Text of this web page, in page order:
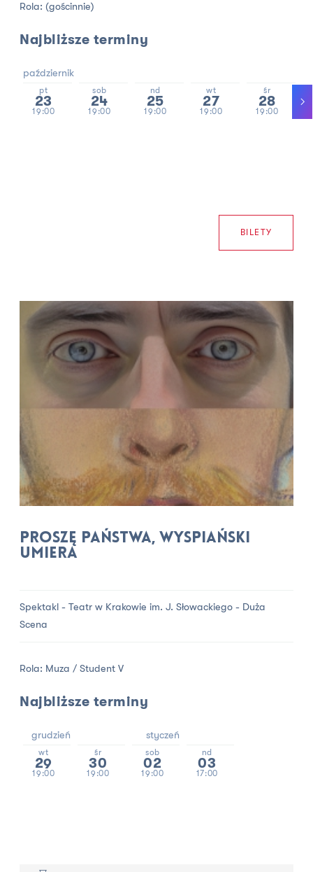
Rola: (gościnnie)
Najbliższe terminy
październik
pt
23
19:00
sob
24
19:00
nd
25
19:00
wt
27
19:00
śr
28
19:00
BILETY
Proszę Państwa, Wyspiański
umiera
Spektakl - Teatr w Krakowie im. J. Słowackiego - Duża
Scena
Rola: Muza / Student V
Najbliższe terminy
grudzień
wt
29
19:00
śr
30
19:00
styczeń
sob
02
19:00
nd
03
17:00